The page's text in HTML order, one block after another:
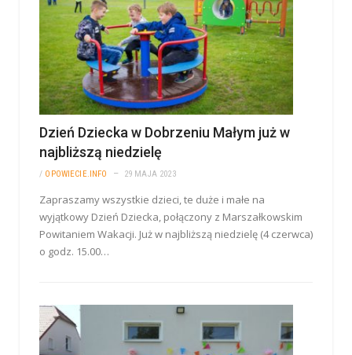
Dzień Dziecka w Dobrzeniu Małym już w
najbliższą niedzielę
/ OPOWIECIE.INFO 29 MAJA 2023
Zapraszamy wszystkie dzieci, te duże i małe na
wyjątkowy Dzień Dziecka, połączony z Marszałkowskim
Powitaniem Wakacji. Już w najbliższą niedzielę (4 czerwca)
o godz. 15.00…